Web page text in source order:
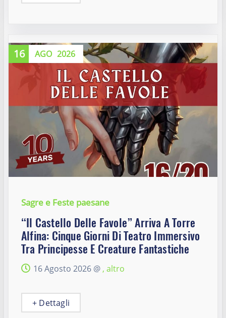
16 AGO 2026
Sagre e Feste paesane
“Il Castello Delle Favole” Arriva A Torre
Alfina: Cinque Giorni Di Teatro Immersivo
Tra Principesse E Creature Fantastiche
16 Agosto 2026 @ , altro
+ Dettagli